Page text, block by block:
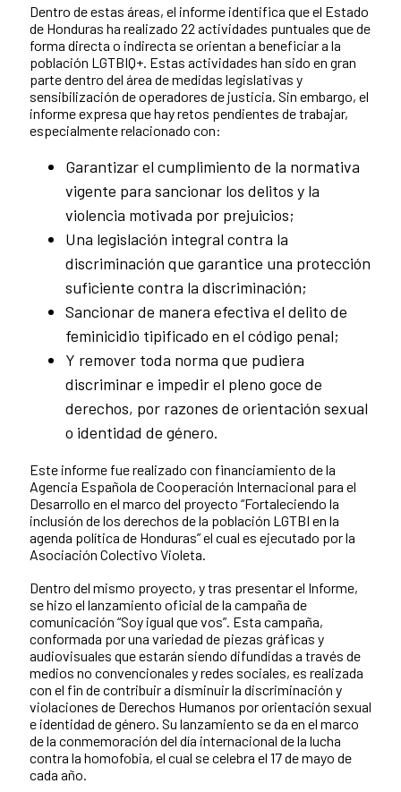
Dentro de estas áreas, el informe identifica que el Estado
de Honduras ha realizado 22 actividades puntuales que de
forma directa o indirecta se orientan a beneficiar a la
población LGTBIQ+. Estas actividades han sido en gran
parte dentro del área de medidas legislativas y
sensibilización de operadores de justicia. Sin embargo, el
informe expresa que hay retos pendientes de trabajar,
especialmente relacionado con:
Garantizar el cumplimiento de la normativa
vigente para sancionar los delitos y la
violencia motivada por prejuicios;
Una legislación integral contra la
discriminación que garantice una protección
suficiente contra la discriminación;
Sancionar de manera efectiva el delito de
feminicidio tipificado en el código penal;
Y remover toda norma que pudiera
discriminar e impedir el pleno goce de
derechos, por razones de orientación sexual
o identidad de género.
Este informe fue realizado con financiamiento de la
Agencia Española de Cooperación Internacional para el
Desarrollo en el marco del proyecto “Fortaleciendo la
inclusión de los derechos de la población LGTBI en la
agenda política de Honduras” el cual es ejecutado por la
Asociación Colectivo Violeta.
Dentro del mismo proyecto, y tras presentar el Informe,
se hizo el lanzamiento oficial de la campaña de
comunicación “Soy igual que vos”. Esta campaña,
conformada por una variedad de piezas gráficas y
audiovisuales que estarán siendo difundidas a través de
medios no convencionales y redes sociales, es realizada
con el fin de contribuir a disminuir la discriminación y
violaciones de Derechos Humanos por orientación sexual
e identidad de género. Su lanzamiento se da en el marco
de la conmemoración del día internacional de la lucha
contra la homofobia, el cual se celebra el 17 de mayo de
cada año.